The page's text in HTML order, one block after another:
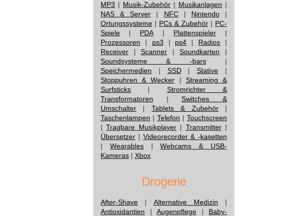
MP3 | Musik-Zubehör | Musikanlagen |
NAS & Server | NFC| Nintendo|
Ortungssysteme | PCs & Zubehör | PC-
Spiele | PDA| Plattenspieler|
Prozessoren | ps3 | ps4 | Radios |
Receiver |Scanner |Soundkarten |
Soundsysteme & -bars|
Speichermedien | SSD|Stative |
Stoppuhren & Wecker | Streaming &
Surfsticks | Stromrichter &
Transformatoren |Switches &
Umschalter | Tablets & Zubehör|
Taschenlampen | Telefon | Touchscreen
|Tragbare Musikplayer| Transmitter|
Übersetzer | Videorecorder & -kasetten
| Wearables|Webcams & USB-
Kameras | Xbox
Drogerie
After-Shave | Alternative Medizin |
Antioxidantien | Augenpflege | Baby-